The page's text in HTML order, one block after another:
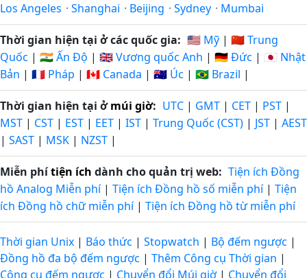
Los Angeles · Shanghai · Beijing · Sydney · Mumbai
Thời gian hiện tại ở các quốc gia: 🇺🇸 Mỹ | 🇨🇳 Trung
Quốc | 🇮🇳 Ấn Độ | 🇬🇧 Vương quốc Anh | 🇩🇪 Đức | 🇯🇵 Nhật
Bản | 🇫🇷 Pháp | 🇨🇦 Canada | 🇦🇺 Úc | 🇧🇷 Brazil |
Thời gian hiện tại ởmúi giờ: UTC | GMT | CET | PST |
MST | CST | EST | EET | IST | Trung Quốc (CST) | JST | AEST
| SAST | MSK | NZST |
Miễn phítiện ích dành cho quản trị web: Tiện ích Đồng
hồ Analog Miễn phí| Tiện ích Đồng hồ số miễn phí| Tiện
ích Đồng hồ chữ miễn phí| Tiện ích Đồng hồ từ miễn phí
Thời gian Unix | Báo thức | Stopwatch | Bộ đếm ngược |
Đồng hồ đa bộ đếm ngược | Thêm Công cụ Thời gian |
Công cụ đếm ngược | Chuyển đổi Múi giờ | Chuyển đổi